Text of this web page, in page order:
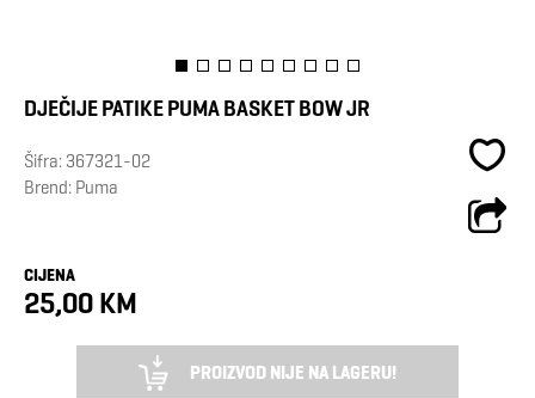
DJEČIJE PATIKE PUMA BASKET BOW JR
Šifra: 367321-02
Brend: Puma
CIJENA
25,00 KM
PROIZVOD NIJE NA LAGERU!